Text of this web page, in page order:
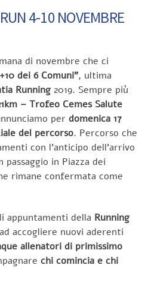
4-10 NOVEMBRE
di novembre che ci
dei 6 Comuni”, ultima
Running 2019. Sempre più
– Trofeo Cemes Salute
perdomenica 17
del percorso. Percorso che
con l’anticipo dell’arrivo
in Piazza dei
rimane confermata come
appuntamenti della Running
accogliere nuovi aderenti
allenatori di primissimo
chi comincia e chi